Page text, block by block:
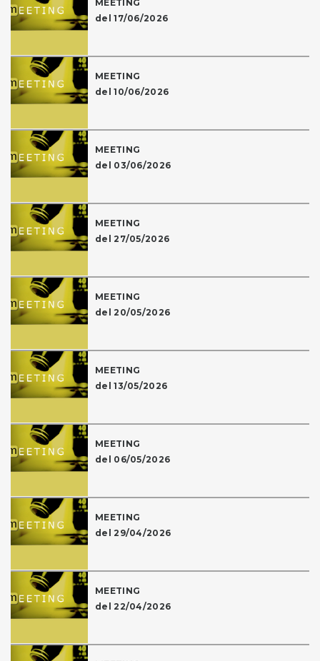
MEETING
del 17/06/2026
MEETING
del 10/06/2026
MEETING
del 03/06/2026
MEETING
del 27/05/2026
MEETING
del 20/05/2026
MEETING
del 13/05/2026
MEETING
del 06/05/2026
MEETING
del 29/04/2026
MEETING
del 22/04/2026